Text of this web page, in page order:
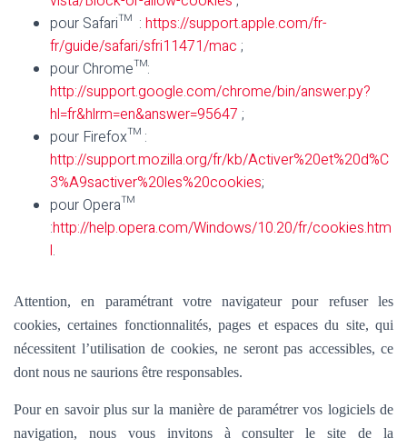
pour Safari™ : https://support.apple.com/fr-
fr/guide/safari/sfri11471/mac ;
pour Chrome™:
http://support.google.com/chrome/bin/answer.py?
hl=fr&hlrm=en&answer=95647 ;
pour Firefox™ :
http://support.mozilla.org/fr/kb/Activer%20et%20d%C
3%A9sactiver%20les%20cookies;
pour Opera™
:http://help.opera.com/Windows/10.20/fr/cookies.htm
l.
Attention, en paramétrant votre navigateur pour refuser les
cookies, certaines fonctionnalités, pages et espaces du site, qui
nécessitent l’utilisation de cookies, ne seront pas accessibles, ce
dont nous ne saurions être responsables.
Pour en savoir plus sur la manière de paramétrer vos logiciels de
navigation, nous vous invitons à consulter le site de la